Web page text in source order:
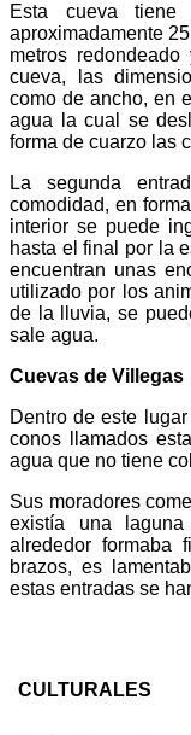
Esta cueva
aproximadamente
metros
cueva, las
como de ancho, en
agua la cual se
forma de cuarzo las
La segunda
comodidad, en
interior se puede
hasta el final por la
encuentran unas
utilizado por los
de la lluvia, se
sale agua.
Cuevas de Villegas
Dentro de este
conos llamados
agua que no tiene
Sus moradores
existía una
alrededor formaba
brazos, es
estas entradas se
CULTURALES